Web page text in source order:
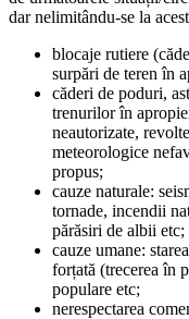
dar nelimitându-se la
blocaje rutiere
surpări de teren în
căderi de poduri,
trenurilor în
neautorizate,
meteorologice
propus;
cauze naturale:
tornade, incendii
părăsiri de albii etc;
cauze umane:
forțată (trecerea în
populare etc;
nerespectarea